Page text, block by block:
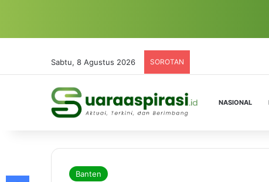
Sabtu, 8 Agustus 2026 SOROTAN
NASIONAL
Banten